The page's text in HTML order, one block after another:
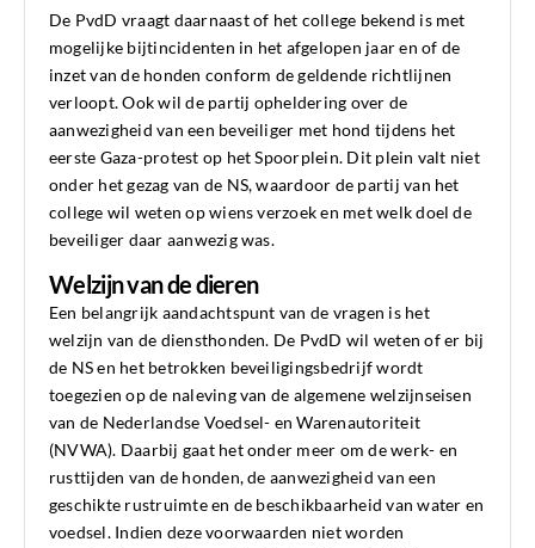
De PvdD vraagt daarnaast of het college bekend is met
mogelijke bijtincidenten in het afgelopen jaar en of de
inzet van de honden conform de geldende richtlijnen
verloopt. Ook wil de partij opheldering over de
aanwezigheid van een beveiliger met hond tijdens het
eerste Gaza-protest op het Spoorplein. Dit plein valt niet
onder het gezag van de NS, waardoor de partij van het
college wil weten op wiens verzoek en met welk doel de
beveiliger daar aanwezig was.
Welzijn van de dieren
Een belangrijk aandachtspunt van de vragen is het
welzijn van de diensthonden. De PvdD wil weten of er bij
de NS en het betrokken beveiligingsbedrijf wordt
toegezien op de naleving van de algemene welzijnseisen
van de Nederlandse Voedsel- en Warenautoriteit
(NVWA). Daarbij gaat het onder meer om de werk- en
rusttijden van de honden, de aanwezigheid van een
geschikte rustruimte en de beschikbaarheid van water en
voedsel. Indien deze voorwaarden niet worden